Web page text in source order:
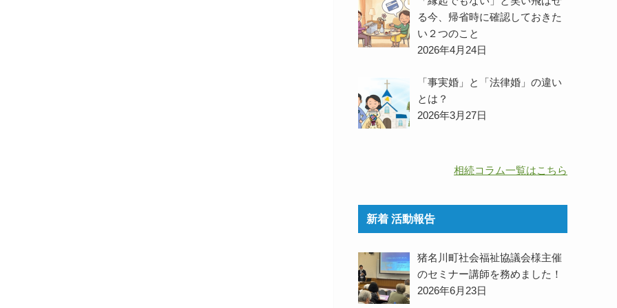
る今、帰省時に確認しておきた
い２つのこと
2026年4月24日
「事実婚」と「法律婚」の違い
とは？
2026年3月27日
相続コラム一覧はこちら
新着 活動報告
猪名川町社会福祉協議会様主催
のセミナー講師を務めました！
2026年6月23日